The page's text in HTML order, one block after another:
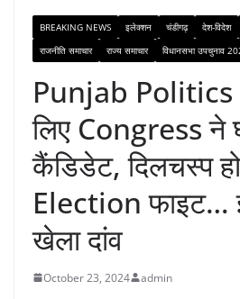
BREAKING NEWS इलेक्शन चंडीगढ़ देश-विदेश
राजनीति समाचार
राज्य समाचार विधानसभा उपचुनाव
Punjab Politics
लिए Congress ने
कैंडिडेट, दिलचस्प
Election फाइट…
खेला दांव
October 23, 2024 admin